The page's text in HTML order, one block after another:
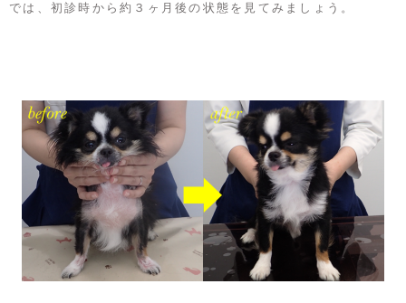
では、初診時から約３ヶ月後の状態を見てみましょう。